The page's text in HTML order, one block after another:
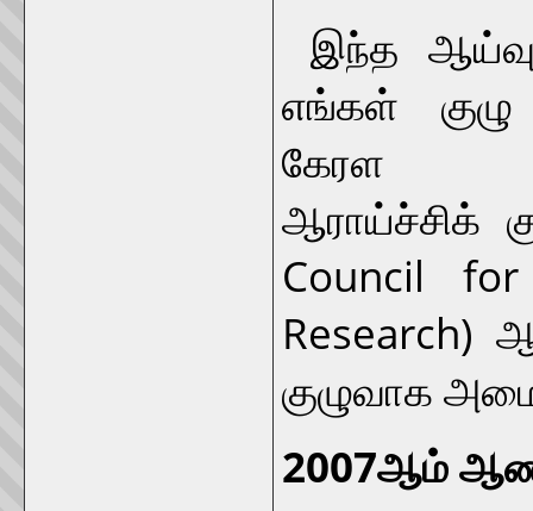
இந்த
எங்கள் குழு
கேரள
ஆராய்ச்சிக்
Council
Research)
குழுவாக
2007ஆம்